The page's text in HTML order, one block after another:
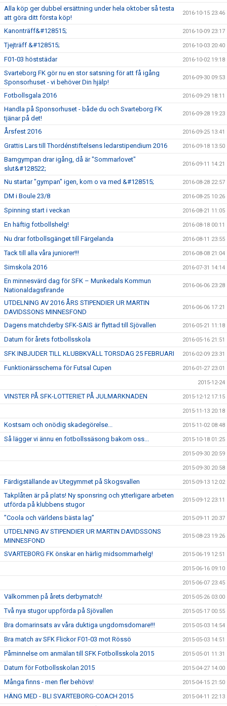
Alla köp ger dubbel ersättning under hela oktober så testa
att göra ditt första köp!
2016-10-15 23:46
Kanonträff&#128515; 2016-10-09 23:17
Tjejträff &#128515; 2016-10-03 20:40
F01-03 höststädar 2016-10-02 19:18
Svarteborg FK gör nu en stor satsning för att få igång
Sponsorhuset - vi behöver Din hjälp!
2016-09-30 09:53
Fotbollsgala 2016 2016-09-29 18:11
Handla på Sponsorhuset - både du och Svarteborg FK
tjänar på det!
2016-09-28 19:23
Årsfest 2016 2016-09-25 13:41
Grattis Lars till Thordénstiftelsens ledarstipendium 2016 2016-09-18 13:50
Barngympan drar igång, då är "Sommarlovet"
slut&#128522;
2016-09-11 14:21
Nu startar "gympan" igen, kom o va med &#128515; 2016-08-28 22:57
DM i Boule 23/8 2016-08-25 10:26
Spinning start i veckan 2016-08-21 11:05
En häftig fotbollshelg! 2016-08-18 00:11
Nu drar fotbollsgänget till Färgelanda 2016-08-11 23:55
Tack till alla våra juniorer!!! 2016-08-08 21:04
Simskola 2016 2016-07-31 14:14
En minnesvärd dag för SFK – Munkedals Kommun
Nationaldagsfirande
2016-06-06 23:28
UTDELNING AV 2016 ÅRS STIPENDIER UR MARTIN
DAVIDSSONS MINNESFOND
2016-06-06 17:21
Dagens matchderby SFK-SAIS är flyttad till Sjövallen 2016-05-21 11:18
Datum för årets fotbollsskola 2016-05-16 21:51
SFK INBJUDER TILL KLUBBKVÄLL TORSDAG 25 FEBRUARI 2016-02-09 23:31
Funktionärsschema för Futsal Cupen 2016-01-27 23:01
2015-12-24
VINSTER PÅ SFK-LOTTERIET PÅ JULMARKNADEN 2015-12-12 17:15
2015-11-13 20:18
Kostsam och onödig skadegörelse... 2015-11-02 08:48
Så lägger vi ännu en fotbollssäsong bakom oss... 2015-10-18 01:25
2015-09-30 20:59
2015-09-30 20:58
Färdigställande av Utegymmet på Skogsvallen 2015-09-13 12:02
Takplåten är på plats! Ny sponsring och ytterligare arbeten
utförda på klubbens stugor
2015-09-12 23:11
”Coola och världens bästa lag” 2015-09-11 20:37
UTDELNING AV STIPENDIER UR MARTIN DAVIDSSONS
MINNESFOND
2015-08-23 19:26
SVARTEBORG FK önskar en härlig midsommarhelg! 2015-06-19 12:51
2015-06-16 09:10
2015-06-07 23:45
Välkommen på årets derbymatch! 2015-05-26 03:00
Två nya stugor uppförda på Sjövallen 2015-05-17 00:55
Bra domarinsats av våra duktiga ungdomsdomare!!! 2015-05-03 14:54
Bra match av SFK Flickor F01-03 mot Rössö 2015-05-03 14:51
Påminnelse om anmälan till SFK Fotbollsskola 2015 2015-05-01 11:31
Datum för Fotbollsskolan 2015 2015-04-27 14:00
Många finns - men fler behövs! 2015-04-15 21:50
HÄNG MED - BLI SVARTEBORG-COACH 2015 2015-04-11 22:13